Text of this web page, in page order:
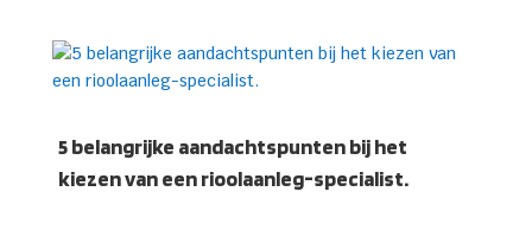
5 belangrijke aandachtspunten bij het
kiezen van een rioolaanleg-specialist.